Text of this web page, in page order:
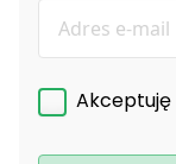
Akceptuję